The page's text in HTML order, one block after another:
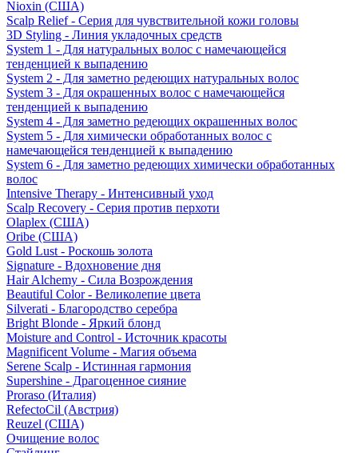
Nioxin (США)
Scalp Relief - Серия для чувствительной кожи головы
3D Styling - Линия укладочных средств
System 1 - Для натуральных волос с намечающейся
тенденцией к выпадению
System 2 - Для заметно редеющих натуральных волос
System 3 - Для окрашенных волос с намечающейся
тенденцией к выпадению
System 4 - Для заметно редеющих окрашенных волос
System 5 - Для химически обработанных волос с
намечающейся тенденцией к выпадению
System 6 - Для заметно редеющих химически обработанных
волос
Intensive Therapy - Интенсивный уход
Scalp Recovery - Серия против перхоти
Olaplex (США)
Oribe (США)
Gold Lust - Роскошь золота
Signature - Вдохновение дня
Hair Alchemy - Сила Возрождения
Beautiful Color - Великолепие цвета
Silverati - Благородство серебра
Bright Blonde - Яркий блонд
Moisture and Control - Источник красоты
Magnificent Volume - Магия объема
Serene Scalp - Истинная гармония
Supershine - Драгоценное сияние
Proraso (Италия)
RefectoCil (Австрия)
Reuzel (США)
Очищение волос